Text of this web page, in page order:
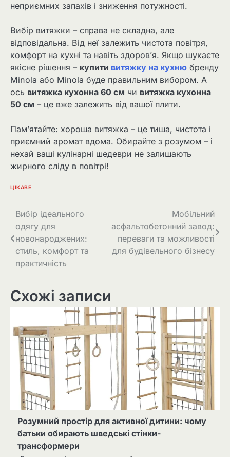
неприємних запахів і зниження потужності.
Вибір витяжки – справа не складна, але
відповідальна. Від неї залежить чистота повітря,
комфорт на кухні та навіть здоров’я. Якщо шукаєте
якісне рішення – купити витяжку на кухню бренду
Minola або Minola буде правильним вибором. А
ось витяжка кухонна 60 см чи витяжка кухонна
50 см – це вже залежить від вашої плити.
Пам’ятайте: хороша витяжка – це тиша, чистота і
приємний аромат вдома. Обирайте з розумом – і
нехай ваші кулінарні шедеври не залишають
жирного сліду в повітрі!
ЦІКАВЕ
Навігація
записів
Вибір ідеального
одягу для
новонароджених:
стиль, комфорт та
практичність
Мобільний
асфальтобетонний завод:
переваги та можливості
для будівельного бізнесу
Схожі записи
Розумний простір для активної дитини: чому
батьки обирають шведські стінки-
трансформери